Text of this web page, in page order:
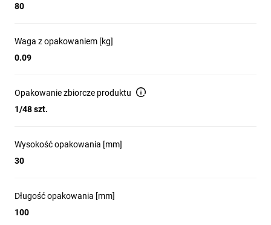
80
Waga z opakowaniem [kg]
0.09
Opakowanie zbiorcze produktu
1/48 szt.
Wysokość opakowania [mm]
30
Długość opakowania [mm]
100